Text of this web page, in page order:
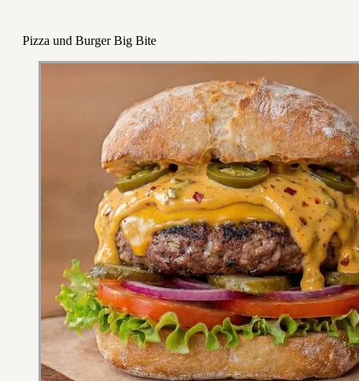
Pizza und Burger Big Bite